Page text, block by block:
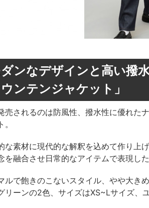
ンなデザインと高い撥
ンテンジャケット」
売されるのは防風性、撥⽔性に優れた
な素材に現代的な解釈を込めて作り上
を融合させ日常的なアイテムで表現した
ルで飽きのこないスタイル、やや大き
リーンの2色、サイズはXS~Lサイズ、